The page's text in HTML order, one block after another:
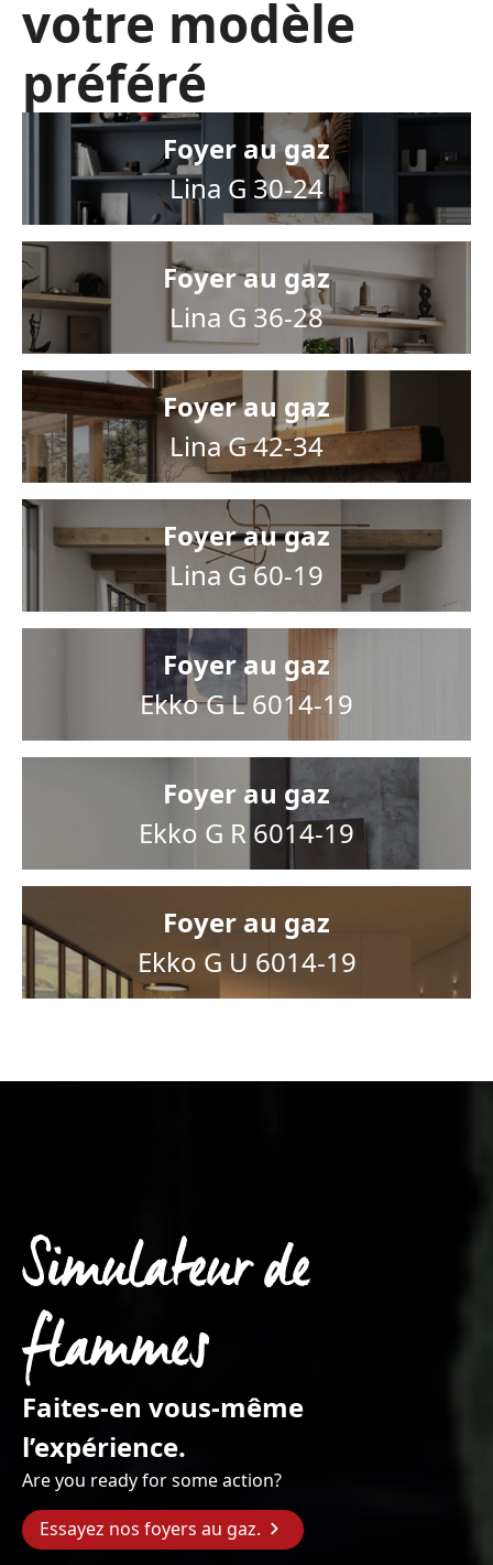
votre modèle
préféré
Foyer au gaz
Lina G 30-24
Foyer au gaz
Lina G 36-28
Foyer au gaz
Lina G 42-34
Foyer au gaz
Lina G 60-19
Foyer au gaz
Ekko G L 6014-19
Foyer au gaz
Ekko G R 6014-19
Foyer au gaz
Ekko G U 6014-19
Simulateur de
flammes
Faites-en vous-même
l’expérience.
Are you ready for some action?
Essayez nos foyers au gaz.